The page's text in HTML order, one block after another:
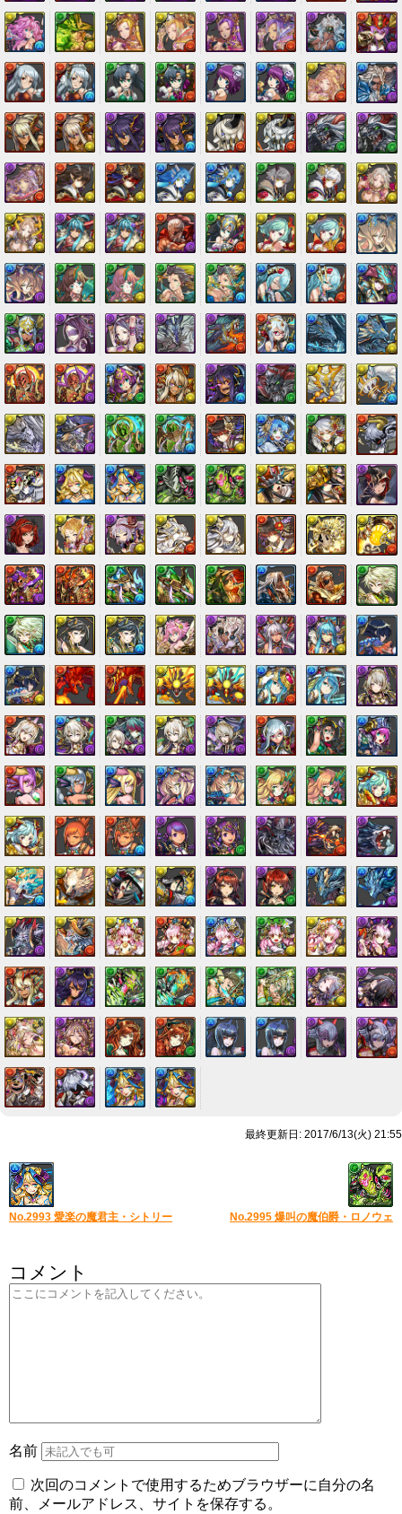
最終更新日: 2017/6/13(火) 21:55
No.2993 愛楽の魔君主・シトリー No.2995 爆叫の魔伯爵・ロノウェ
コメント
名前
次回のコメントで使用するためブラウザーに自分の名
前、メールアドレス、サイトを保存する。